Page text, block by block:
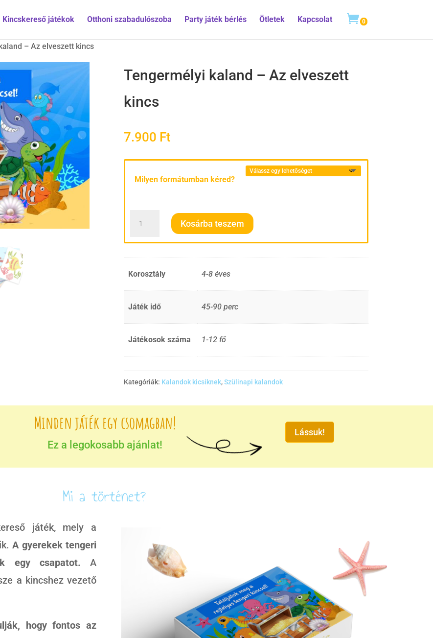
Kincskereső játékok Otthoni szabadulószoba Party játék bérlés Ötletek Kapcsolat 0
– Az elveszett kincs
Tengermélyi kaland – Az elveszett
kincs
7.900 Ft
Milyen formátumban kéred?
Tengermélyi
mennyiség
Kosárba teszem
Korosztály 4-8 éves
Játék idő 45-90 perc
Játékosok száma 1-12 fő
Kategóriák: Kalandok kicsiknek,Szülinapi kalandok
Minden játék egy csomagban!
Ez a legokosabb ajánlat!
Lássuk!
Mi a történet?
játék, mely a
A gyerekek tengeri
egy csapatot. A
a kincshez vezető
hogy fontos az